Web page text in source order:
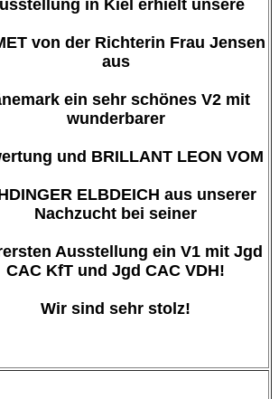
in Kiel erhielt unsere
von der Richterin Frau Jensen
aus
ein sehr schönes V2 mit
wunderbarer
und BRILLANT LEON VOM
ELBDEICH aus unserer
Nachzucht bei seiner
Ausstellung ein V1 mit Jgd
CAC KfT und Jgd CAC VDH!
Wir sind sehr stolz!